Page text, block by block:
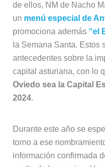
de ellos, NM de Nacho
un menú especial de
promociona además “el
la Semana Santa. Estos
antecedentes sobre la
capital asturiana, con lo
Oviedo sea la Capital
2024.
Durante este año se
torno a ese
información confirmada